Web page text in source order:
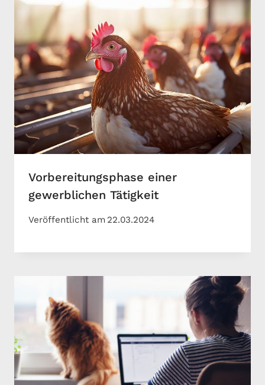
Vorbereitungsphase einer
gewerblichen Tätigkeit
Veröffentlicht am 22.03.2024